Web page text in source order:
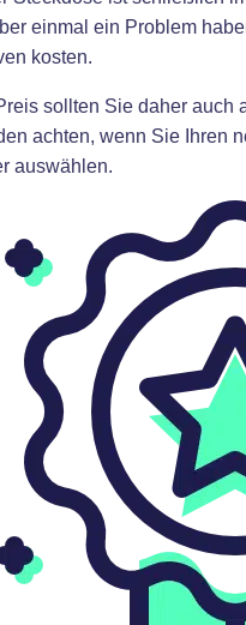
einmal ein Problem
kosten.
sollten Sie daher auch
achten, wenn Sie Ihren
auswählen.